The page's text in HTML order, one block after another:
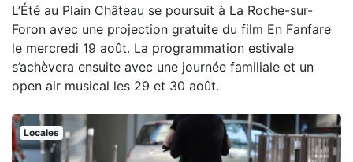
L’Été au Plain Château se poursuit à La Roche-sur-
Foron avec une projection gratuite du film En Fanfare
le mercredi 19 août. La programmation estivale
s’achèvera ensuite avec une journée familiale et un
open air musical les 29 et 30 août.
Locales